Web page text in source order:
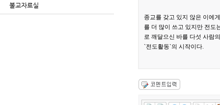
불교자료실
종교를 갖고 있지 않은 이에
를 더 많이 쓰고 있지만 전도
로 깨달으신 바를 다섯 사람
`전도활동`의 시작이다.